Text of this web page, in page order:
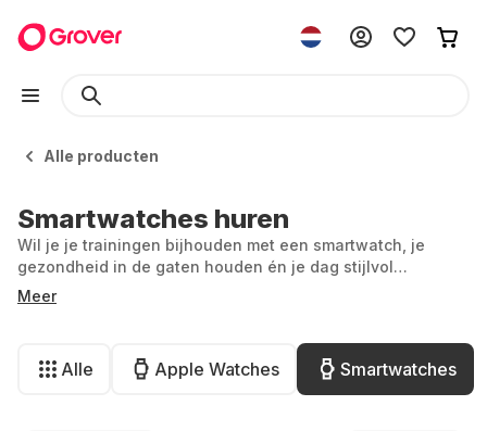
Alle producten
Smartwatches huren
Wil je je trainingen bijhouden met een smartwatch, je
gezondheid in de gaten houden én je dag stijlvol
doorkomen? Zonder dat het je een fortuin kost? Dan zit je
goed bij Grover. Hier huur je eenvoudig, flexibel en zonder
Meer
Alle Apple Watches Smartwatches